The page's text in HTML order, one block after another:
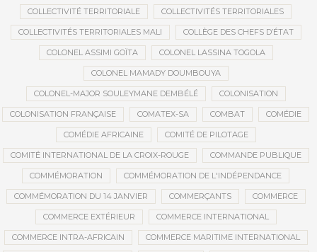
COLLECTIVITÉ TERRITORIALE COLLECTIVITÉS TERRITORIALES
COLLECTIVITÉS TERRITORIALES MALI COLLÈGE DES CHEFS D’ÉTAT
COLONEL ASSIMI GOÏTA COLONEL LASSINA TOGOLA
COLONEL MAMADY DOUMBOUYA
COLONEL-MAJOR SOULEYMANE DEMBÉLÉ COLONISATION
COLONISATION FRANÇAISE COMATEX-SA COMBAT COMÉDIE
COMÉDIE AFRICAINE COMITÉ DE PILOTAGE
COMITÉ INTERNATIONAL DE LA CROIX-ROUGE COMMANDE PUBLIQUE
COMMÉMORATION COMMÉMORATION DE L'INDÉPENDANCE
COMMÉMORATION DU 14 JANVIER COMMERÇANTS COMMERCE
COMMERCE EXTÉRIEUR COMMERCE INTERNATIONAL
COMMERCE INTRA-AFRICAIN COMMERCE MARITIME INTERNATIONAL